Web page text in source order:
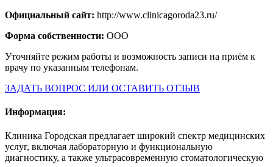
Официальный сайт: http://www.clinicagoroda23.ru/
Форма собственности: ООО
Уточняйте режим работы и возможность записи на приём к
врачу по указанным телефонам.
ЗАДАТЬ ВОПРОС ИЛИ ОСТАВИТЬ ОТЗЫВ
Информация:
Клиника Городская предлагает широкий спектр медицинских
услуг, включая лабораторную и функциональную
диагностику, а также ультрасовременную стоматологическую